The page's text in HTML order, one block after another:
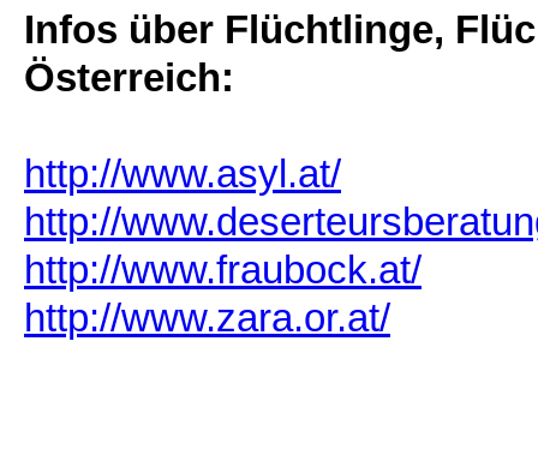
Infos über Flüchtlinge,
Österreich:
http://www.asyl.at/
http://
http://www.fraubock.at/
http://www.zara.or.at/